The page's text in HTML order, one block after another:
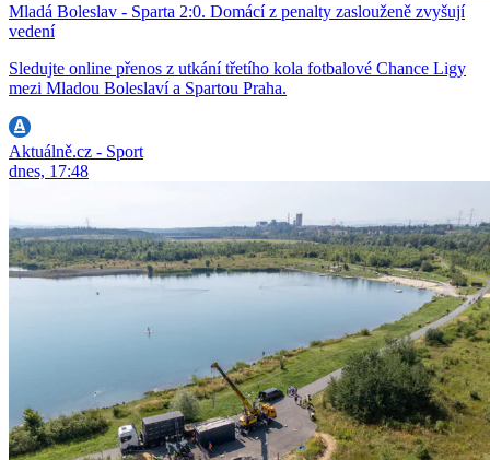
Mladá Boleslav - Sparta 2:0. Domácí z penalty zaslouženě zvyšují
vedení
Sledujte online přenos z utkání třetího kola fotbalové Chance Ligy
mezi Mladou Boleslaví a Spartou Praha.
Aktuálně.cz - Sport
dnes, 17:48